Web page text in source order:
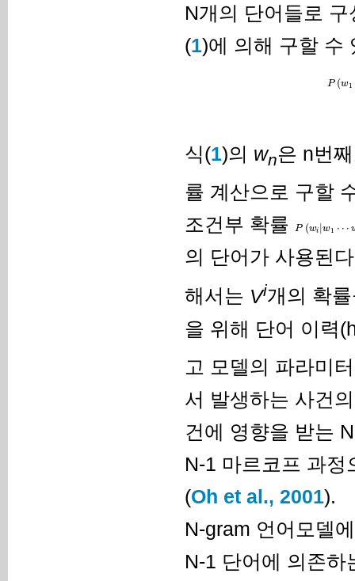
N개의 단어들로
(1)에 의해 구할 수
P (w1
식(1)의 wn은 n번
률 계산으로 구할
조건부 확률
P (wi |w1 ⋯
의 단어가 사용된
해서는 Vi개의 확
을 위해 단어 이력
고 모델의 파라미
서 발생하는 사건
건에 영향을 받는
N-1 마르코프 과
(Oh et al., 2001).
N-gram 언어모델
N-1 단어에 의존하